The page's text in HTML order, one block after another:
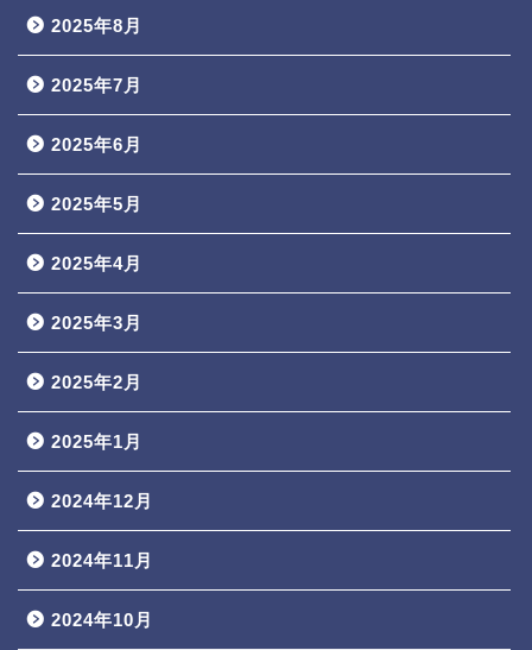
2025年8月
2025年7月
2025年6月
2025年5月
2025年4月
2025年3月
2025年2月
2025年1月
2024年12月
2024年11月
2024年10月